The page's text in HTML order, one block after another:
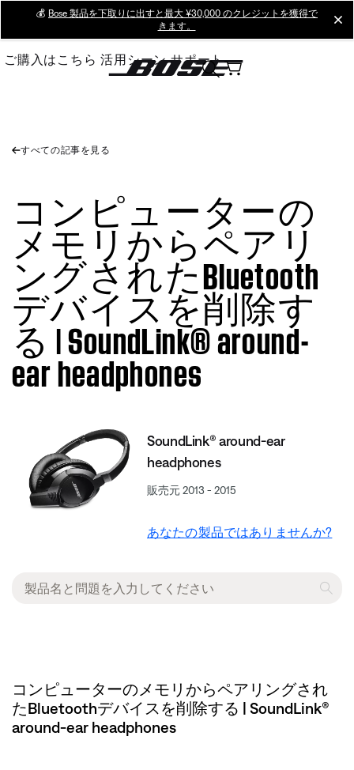
Main
💰 Bose 製品を下取りに出すと最大 ¥30,000 のクレジットを獲得で
きます。
ご購入はこちら 活用シーン サポート
すべての記事を見る
コンピューターの
メモリからペアリ
ングされたBluetooth
デバイスを削除す
る | SoundLink® around-
ear headphones
SoundLink® around-ear
headphones
販売元 2013 - 2015
あなたの製品ではありませんか?
コンピューターのメモリからペアリングされ
たBluetoothデバイスを削除する | SoundLink®
around-ear headphones